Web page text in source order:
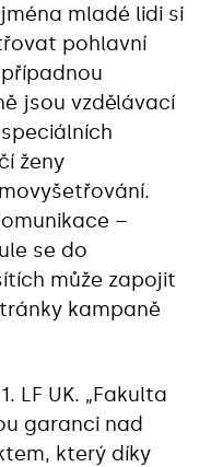
mladé lidi si
pohlavní
jsou vzdělávací
ženy
–
se do
může zapojit
kampaně
LF UK. „Fakulta
garanci nad
který díky